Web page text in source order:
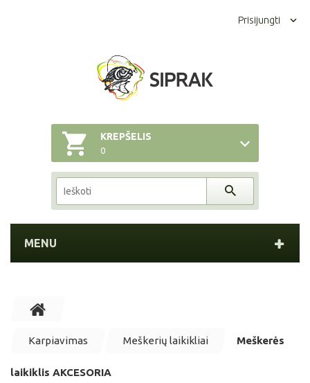
Prisijungti
KREPŠELIS
0
MENU
Karpiavimas Meškerių laikikliai Meškerės
laikiklis AKCESORIA